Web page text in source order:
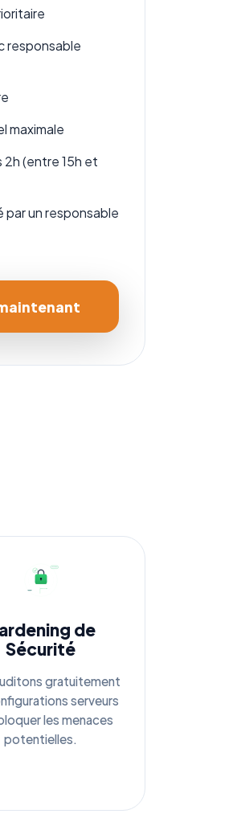
responsable
maximale
(entre 15h et
par un responsable
de
Sécurité
gratuitement
serveurs
les menaces
potentielles.